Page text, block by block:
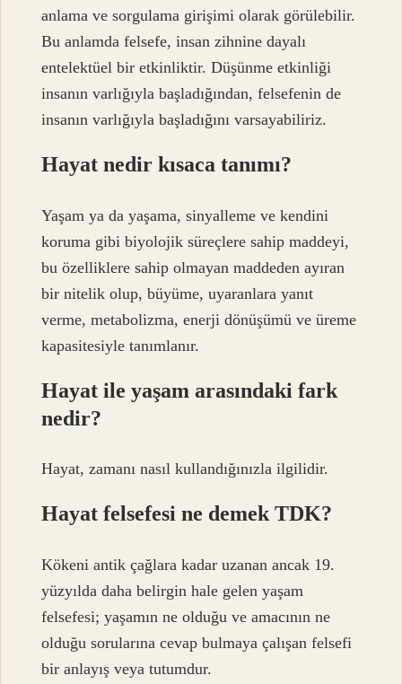
anlama ve sorgulama girişimi olarak görülebilir.
Bu anlamda felsefe, insan zihnine dayalı
entelektüel bir etkinliktir. Düşünme etkinliği
insanın varlığıyla başladığından, felsefenin de
insanın varlığıyla başladığını varsayabiliriz.
Hayat nedir kısaca tanımı?
Yaşam ya da yaşama, sinyalleme ve kendini
koruma gibi biyolojik süreçlere sahip maddeyi,
bu özelliklere sahip olmayan maddeden ayıran
bir nitelik olup, büyüme, uyaranlara yanıt
verme, metabolizma, enerji dönüşümü ve üreme
kapasitesiyle tanımlanır.
Hayat ile yaşam arasındaki fark
nedir?
Hayat, zamanı nasıl kullandığınızla ilgilidir.
Hayat felsefesi ne demek TDK?
Kökeni antik çağlara kadar uzanan ancak 19.
yüzyılda daha belirgin hale gelen yaşam
felsefesi; yaşamın ne olduğu ve amacının ne
olduğu sorularına cevap bulmaya çalışan felsefi
bir anlayış veya tutumdur.